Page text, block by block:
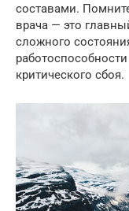
составами.
врача — это
сложного
критического сбоя.